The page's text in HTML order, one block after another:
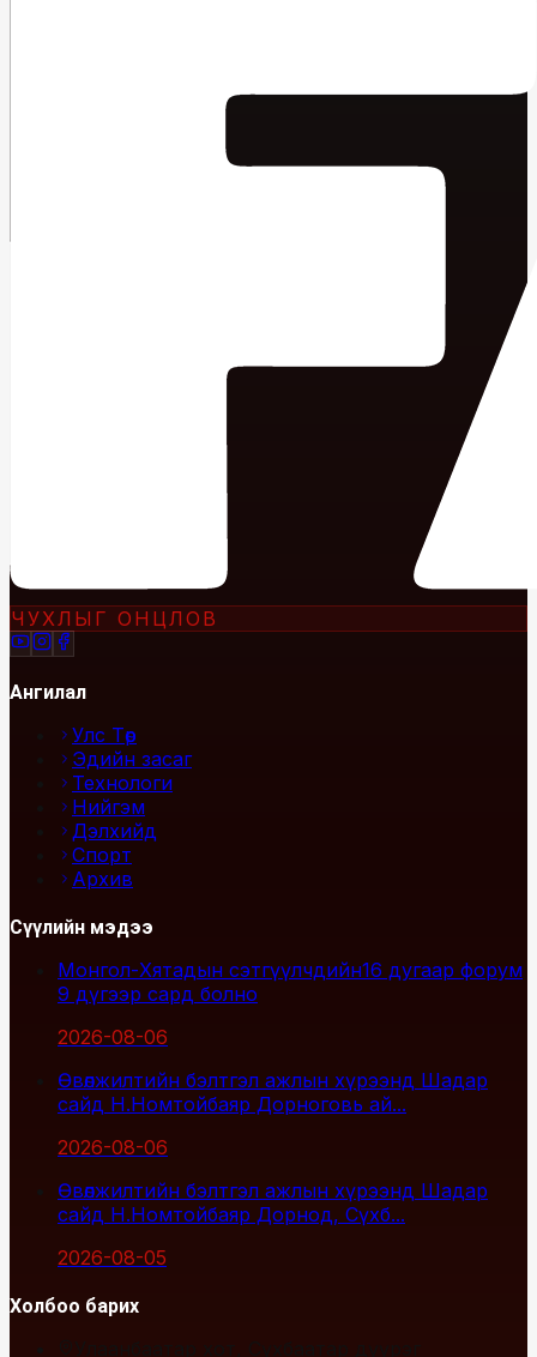
ЧУХЛЫГ ОНЦЛОВ
Ангилал
Улс Төр
Эдийн засаг
Технологи
Нийгэм
Дэлхийд
Спорт
Архив
Сүүлийн мэдээ
Монгол-Хятадын сэтгүүлчдийн16 дугаар форум
9 дүгээр сард болно
2026-08-06
Өвөлжилтийн бэлтгэл ажлын хүрээнд Шадар
сайд Н.Номтойбаяр Дорноговь ай...
2026-08-06
Өвөлжилтийн бэлтгэл ажлын хүрээнд Шадар
сайд Н.Номтойбаяр Дорнод, Сүхб...
2026-08-05
Холбоо барих